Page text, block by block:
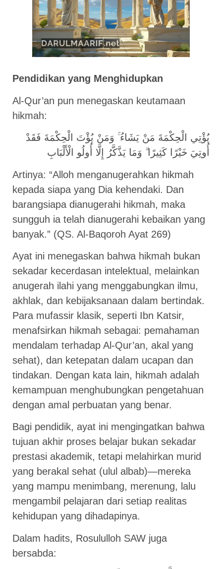
Pendidikan yang Menghidupkan
Al-Qur’an pun menegaskan keutamaan
hikmah:
يُؤْتِي الْحِكْمَةَ مَنْ يَشَاءُ ۚ وَمَنْ يُؤْتَ الْحِكْمَةَ فَقَدْ
أُوتِيَ خَيْرًا كَثِيرًا ۗ وَمَا يَذَّكَّرُ إِلَّا أُولُو الْأَلْبَابِ
Artinya: “Alloh menganugerahkan hikmah
kepada siapa yang Dia kehendaki. Dan
barangsiapa dianugerahi hikmah, maka
sungguh ia telah dianugerahi kebaikan yang
banyak.” (QS. Al-Baqoroh Ayat 269)
Ayat ini menegaskan bahwa hikmah bukan
sekadar kecerdasan intelektual, melainkan
anugerah ilahi yang menggabungkan ilmu,
akhlak, dan kebijaksanaan dalam bertindak.
Para mufassir klasik, seperti Ibn Katsir,
menafsirkan hikmah sebagai: pemahaman
mendalam terhadap Al-Qur’an, akal yang
sehat), dan ketepatan dalam ucapan dan
tindakan. Dengan kata lain, hikmah adalah
kemampuan menghubungkan pengetahuan
dengan amal perbuatan yang benar.
Bagi pendidik, ayat ini mengingatkan bahwa
tujuan akhir proses belajar bukan sekadar
prestasi akademik, tetapi melahirkan murid
yang berakal sehat (ulul albab)—mereka
yang mampu menimbang, merenung, lalu
mengambil pelajaran dari setiap realitas
kehidupan yang dihadapinya.
Dalam hadits, Rosululloh SAW juga
bersabda: